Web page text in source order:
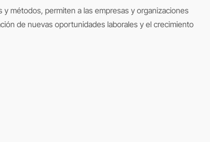
y métodos, permiten a las empresas y organizaciones
de nuevas oportunidades laborales y el crecimiento